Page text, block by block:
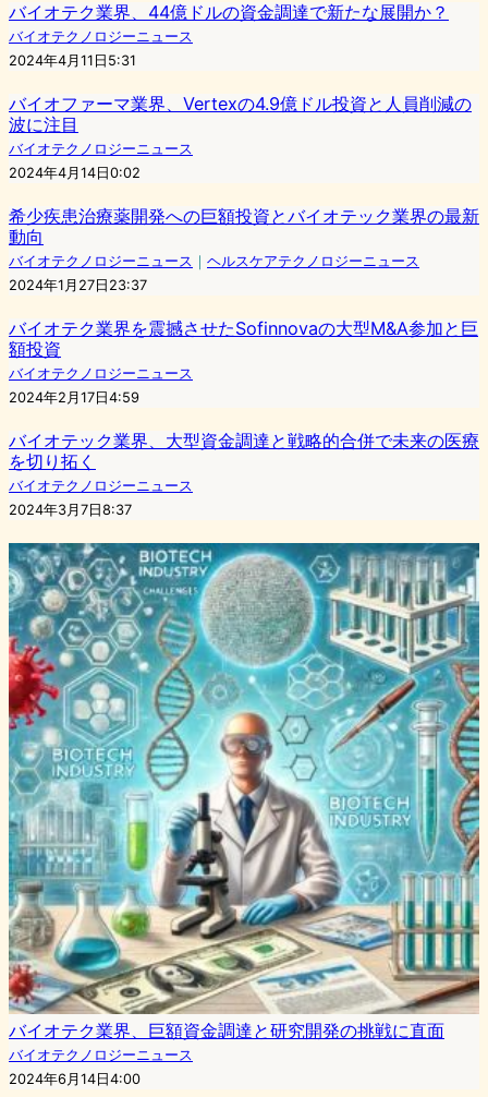
バイオテク業界、44億ドルの資金調達で新たな展開か？
バイオテクノロジーニュース
2024年4月11日5:31
バイオファーマ業界、Vertexの4.9億ドル投資と人員削減の
波に注目
バイオテクノロジーニュース
2024年4月14日0:02
希少疾患治療薬開発への巨額投資とバイオテック業界の最新
動向
バイオテクノロジーニュース ｜ ヘルスケアテクノロジーニュース
2024年1月27日23:37
バイオテク業界を震撼させたSofinnovaの大型M&A参加と巨
額投資
バイオテクノロジーニュース
2024年2月17日4:59
バイオテック業界、大型資金調達と戦略的合併で未来の医療
を切り拓く
バイオテクノロジーニュース
2024年3月7日8:37
バイオテク業界、巨額資金調達と研究開発の挑戦に直面
バイオテクノロジーニュース
2024年6月14日4:00